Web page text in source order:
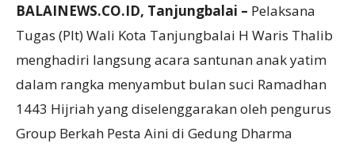
BALAINEWS.CO.ID, Tanjungbalai – Pelaksana
Tugas (Plt) Wali Kota Tanjungbalai H Waris Thalib
menghadiri langsung acara santunan anak yatim
dalam rangka menyambut bulan suci Ramadhan
1443 Hijriah yang diselenggarakan oleh pengurus
Group Berkah Pesta Aini di Gedung Dharma